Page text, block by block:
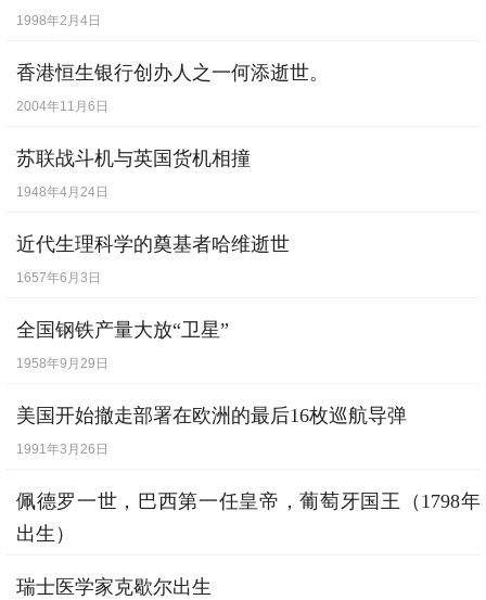
1998年2月4日
香港恒生银行创办人之一何添逝世。
2004年11月6日
苏联战斗机与英国货机相撞
1948年4月24日
近代生理科学的奠基者哈维逝世
1657年6月3日
全国钢铁产量大放“卫星”
1958年9月29日
美国开始撤走部署在欧洲的最后16枚巡航导弹
1991年3月26日
佩德罗一世，巴西第一任皇帝，葡萄牙国王（1798年
出生）
瑞士医学家克歇尔出生